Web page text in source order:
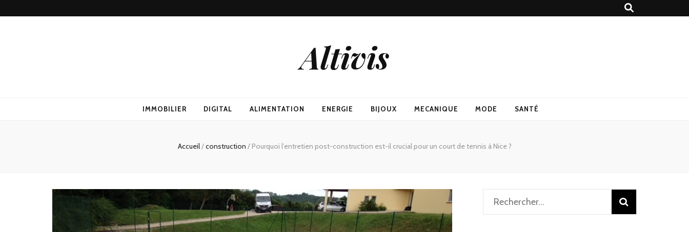
Altivis
IMMOBILIER DIGITAL ALIMENTATION ENERGIE BIJOUX MECANIQUE MODE SANTÉ
Accueil/construction / Pourquoi l’entretien post-construction est-il crucial pour un court de tennis à Nice ?
Rechercher :